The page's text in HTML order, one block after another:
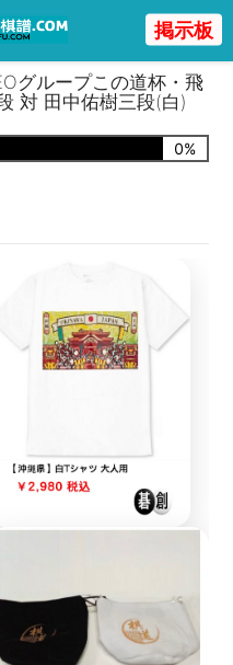
掲示板
グループこの道杯・飛
対 田中佑樹三段(白)
0%